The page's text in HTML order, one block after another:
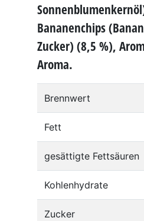
Bananenchips
Zucker) (8,5 %),
Aroma.
Brennwert
Fett
gesättigte Fettsäuren
Kohlenhydrate
Zucker